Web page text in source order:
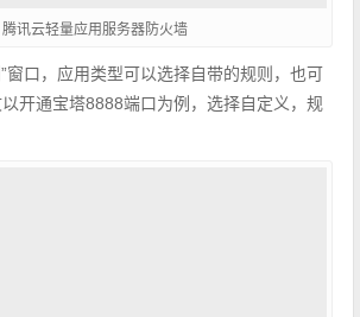
腾讯云轻量应用服务器防火墙
窗口，应用类型可以选择自带的规则，也可
开通宝塔8888端口为例，选择自定义，规